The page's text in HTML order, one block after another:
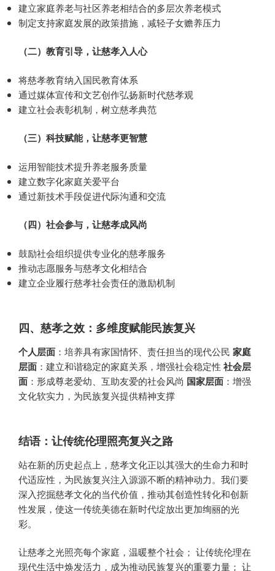
建立家庭养老与社区养老相结合的多层次养老模式
制定支持家庭发展的政策措施，减轻子女赡养压力
（二）教育引导，让慈孝入人心
将慈孝教育纳入国民教育体系
通过媒体宣传和文艺创作弘扬新时代慈孝观
建立社会表彰机制，树立慈孝典范
（三）科技赋能，让慈孝更智慧
运用智能技术提升养老服务质量
建立数字化家庭关爱平台
通过新技术手段促进代际沟通和交流
（四）社会参与，让慈孝成风尚
鼓励社会组织提供专业化的慈孝服务
推动志愿服务与慈孝文化相结合
建立企业履行慈孝社会责任的激励机制
四、慈孝之效：多维度赋能民族复兴
个人层面 ：培养具有家国情怀、责任担当的现代公民 家庭
层面 ：建立和谐稳定的家庭关系，增强社会稳定性 社会层
面 ：形成尊老爱幼、互助友爱的社会风尚 国家层面 ：增强
文化软实力，为民族复兴提供精神支撑
结语：让传统伦理照亮复兴之路
站在新的历史起点上，慈孝文化正以其强大的生命力和时
代适应性，为民族复兴注入源源不断的精神动力。我们要
深入挖掘慈孝文化的当代价值，推动其创造性转化和创新
性发展，使这一传统美德在新时代绽放出更加绚丽的光
彩。
让慈孝之光照亮每个家庭，温暖整个社会； 让传统伦理在
现代生活中焕发活力，成为推动民族复兴的重要力量； 让